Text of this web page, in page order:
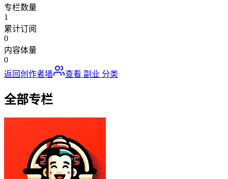
专栏数量
1
累计订阅
0
内容体量
0
返回创作者墙
查看 副业 分类
全部专栏